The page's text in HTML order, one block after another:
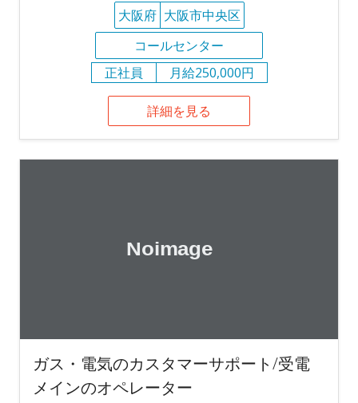
大阪府 大阪市中央区
コールセンター
正社員
月給250,000円
詳細を見る
ガス・電気のカスタマーサポート/受電
メインのオペレーター